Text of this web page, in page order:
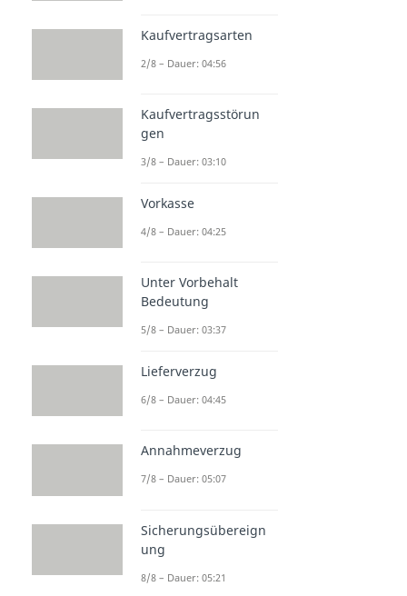
Kaufvertragsarten
2/8 – Dauer: 04:56
Kaufvertragsstörun
gen
3/8 – Dauer: 03:10
Vorkasse
4/8 – Dauer: 04:25
Unter Vorbehalt
Bedeutung
5/8 – Dauer: 03:37
Lieferverzug
6/8 – Dauer: 04:45
Annahmeverzug
7/8 – Dauer: 05:07
Sicherungsübereign
ung
8/8 – Dauer: 05:21